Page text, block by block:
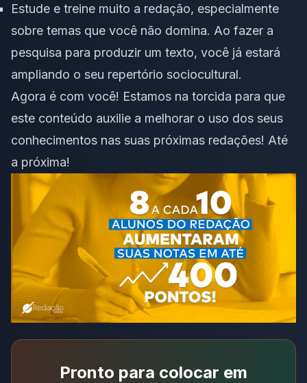
Estude e treine muito a redação, especialmente
sobre temas que você não domina. Ao fazer a
pesquisa para produzir um texto, você já estará
ampliando o seu repertório sociocultural.
Agora é com você! Estamos na torcida para que
este conteúdo auxilie a melhorar o uso dos seus
conhecimentos nas suas próximas redações! Até
a próxima!
Pronto para colocar em